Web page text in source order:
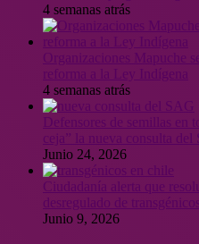
4 semanas atrás
Organizaciones Mapuche
4 semanas atrás
Junio 24, 2026
Ciudadanía alerta que
desregulado de
Junio 9, 2026